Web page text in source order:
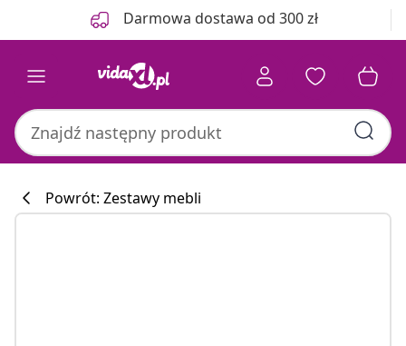
Darmowa dostawa od 300 zł
Powrót: Zestawy mebli